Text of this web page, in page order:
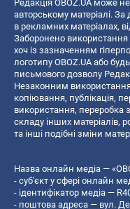
Редакція OBOZ.UA може
авторському матеріалі. За
в рекламних матеріалах,
Заборонено використання
хоч із зазначенням
логотипу OBOZ.UA або
письмового дозволу
Незаконним
копiювання, публiкацiя,
використання,
складу інших матеріалів,
та інші подібні зміни
Назва онлайн медіа —
- суб'єкт у сфері онлайн
- ідентифікатор медіа —
- поштова адреса — вул.